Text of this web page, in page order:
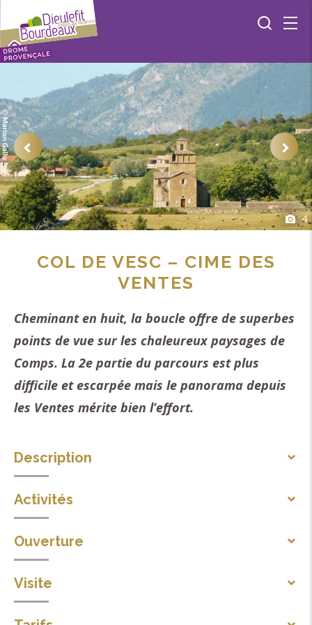
4
COL DE VESC – CIME DES
VENTES
Cheminant en huit, la boucle offre de superbes
points de vue sur les chaleureux paysages de
Comps. La 2e partie du parcours est plus
difficile et escarpée mais le panorama depuis
les Ventes mérite bien l’effort.
Description
Au poteau "Église de Comps" (alt. 655m) suivre les
balises blanches et rouges du GR9 en direction de
Serre la Motte.
Au débouché sur la D547, tourner à gauche et
remonter sur environ 200m avant de prendre à droite
Activités
Sports pédestres
Itinéraire de randonnée pédestre
Ouverture
Toute l'année : ouvert tous les jours.
Visite